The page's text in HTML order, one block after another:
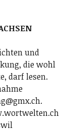
und
die wohl
darf lesen.